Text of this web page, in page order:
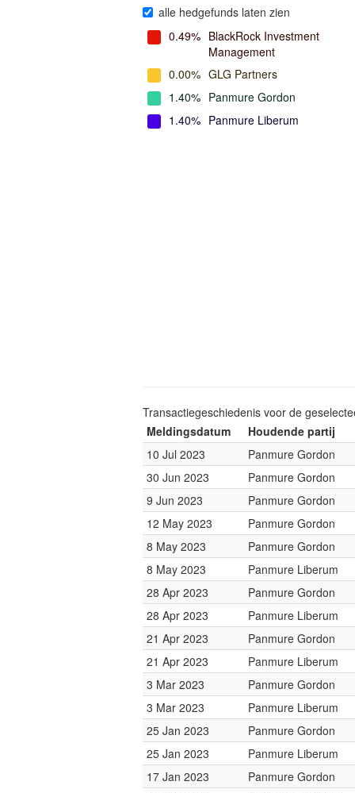
alle hedgefunds laten zien
0.49% BlackRock Investment
Management
0.00% GLG Partners
1.40% Panmure Gordon
1.40% Panmure Liberum
Transactiegeschiedenis voor de
Meldingsdatum
Houdende partij
10 Jul 2023
Panmure Gordon
30 Jun 2023
Panmure Gordon
9 Jun 2023
Panmure Gordon
12 May 2023
Panmure Gordon
8 May 2023
Panmure Gordon
8 May 2023
Panmure Liberum
28 Apr 2023
Panmure Gordon
28 Apr 2023
Panmure Liberum
21 Apr 2023
Panmure Gordon
21 Apr 2023
Panmure Liberum
3 Mar 2023
Panmure Gordon
3 Mar 2023
Panmure Liberum
25 Jan 2023
Panmure Gordon
25 Jan 2023
Panmure Liberum
17 Jan 2023
Panmure Gordon